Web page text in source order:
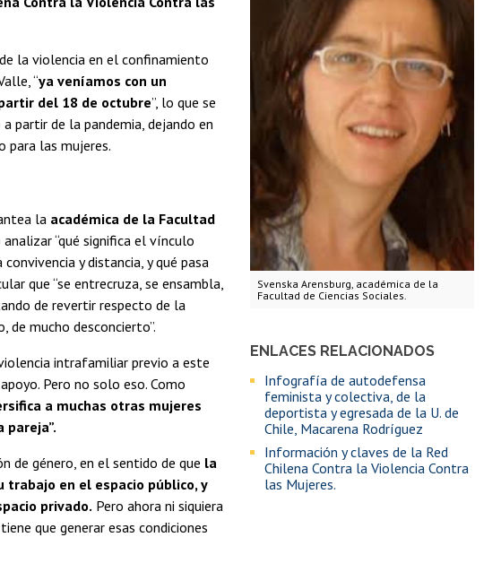
Svenska Arensburg, académica de la
Facultad de Ciencias Sociales.
ENLACES RELACIONADOS
Infografía de autodefensa
feminista y colectiva, de la
deportista y egresada de la U. de
Chile, Macarena Rodríguez
Información y claves de la Red
Chilena Contra la Violencia Contra
las Mujeres.
la violencia en el confinamiento
“ya veníamos con un
del 18 de octubre”, lo que se
partir de la pandemia, dejando en
para las mujeres.
la académica de la Facultad
analizar “qué significa el vínculo
y distancia, y qué pasa
que “se entrecruza, se ensambla,
de revertir respecto de la
de mucho desconcierto”.
intrafamiliar previo a este
Pero no solo eso. Como
a muchas otras mujeres
de género, en el sentido de que la
en el espacio público, y
privado. Pero ahora ni siquiera
que generar esas condiciones